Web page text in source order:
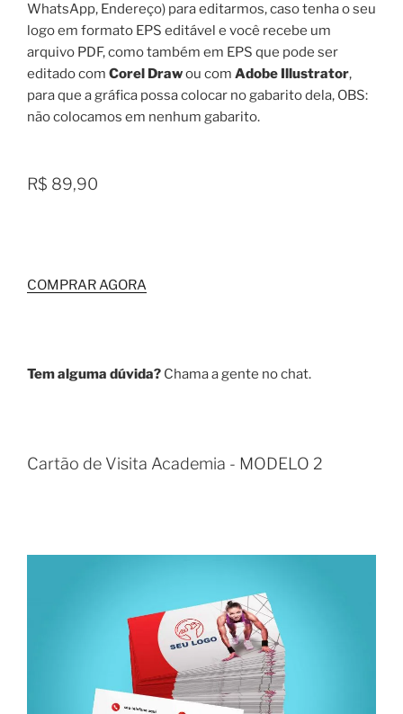
WhatsApp, Endereço) para editarmos, caso tenha o seu
logo em formato EPS editável e você recebe um
arquivo PDF, como também em EPS que pode ser
editado com Corel Drawou com Adobe Illustrator,
para que a gráfica possa colocar no gabarito dela, OBS:
não colocamos em nenhum gabarito.
R$ 89,90
COMPRAR AGORA
Tem alguma dúvida? Chama a gente no chat.
Cartão de Visita Academia - MODELO 2